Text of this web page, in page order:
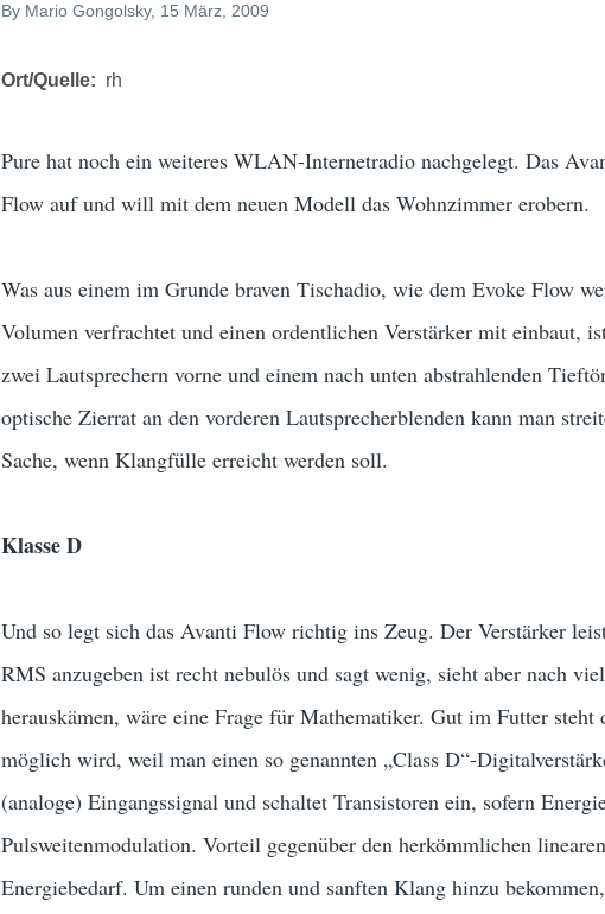
By Mario Gongolsky, 15 März, 2009
Ort/Quelle rh
Pure hat noch ein weiteres WLAN-Internetradio nachgelegt. Das
Flow auf und will mit dem neuen Modell das Wohnzimmer erobern.
Was aus einem im Grunde braven Tischadio, wie dem Evoke Flow
Volumen verfrachtet und einen ordentlichen Verstärker mit einbaut,
zwei Lautsprechern vorne und einem nach unten abstrahlenden
optische Zierrat an den vorderen Lautsprecherblenden kann man
Sache, wenn Klangfülle erreicht werden soll.
Klasse D
Und so legt sich das Avanti Flow richtig ins Zeug. Der Verstärker
RMS anzugeben ist recht nebulös und sagt wenig, sieht aber nach
herauskämen, wäre eine Frage für Mathematiker. Gut im Futter
möglich wird, weil man einen so genannten „Class D“-
(analoge) Eingangssignal und schaltet Transistoren ein, sofern
Pulsweitenmodulation. Vorteil gegenüber den herkömmlichen
Energiebedarf. Um einen runden und sanften Klang hinzu